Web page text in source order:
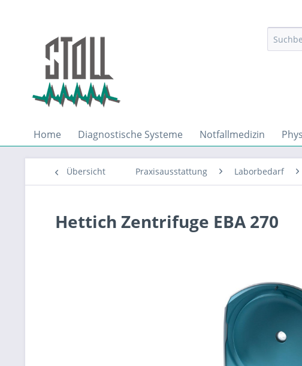
Home Diagnostische Systeme Notfallmedizin
Übersicht Praxisausstattung Laborbedarf
Hettich Zentrifuge EBA 270